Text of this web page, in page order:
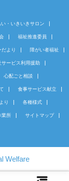
い・いきいきサロン
福祉推進委員
より 障がい者福祉
サービス利用援助
心配ごと相談
食事サービス献立
り 各種様式
業所 サイトマップ
Welfare